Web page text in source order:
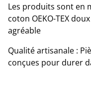
Les produits sont en
coton OEKO-TEX
agréable
Qualité artisanale :
conçues pour durer